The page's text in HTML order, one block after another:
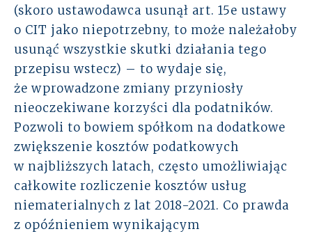
(skoro ustawodawca usunął art. 15e ustawy
o CIT jako niepotrzebny, to może należałoby
usunąć wszystkie skutki działania tego
przepisu wstecz) – to wydaje się,
że wprowadzone zmiany przyniosły
nieoczekiwane korzyści dla podatników.
Pozwoli to bowiem spółkom na dodatkowe
zwiększenie kosztów podatkowych
w najbliższych latach, często umożliwiając
całkowite rozliczenie kosztów usług
niematerialnych z lat 2018-2021. Co prawda
z opóźnieniem wynikającym